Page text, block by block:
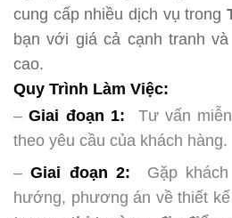
cung cấp nhiều dịch vụ trong
bạn với giá cả cạnh tranh
cao.
Quy Trình Làm Việc:
–Giai đoạn 1:
Tư vấn
theo yêu cầu của khách hàng.
–Giai đoạn 2:
Gặp
hướng, phương án về thiết